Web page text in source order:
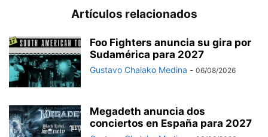
Artículos relacionados
Foo Fighters anuncia su gira por
Sudamérica para 2027
Gustavo Chalako Medina - 06/08/2026
Megadeth anuncia dos
conciertos en España para 2027